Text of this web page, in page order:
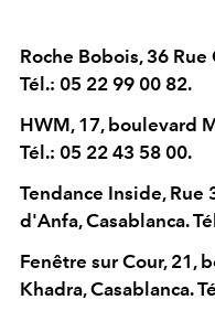
Roche Bobois, 36 Rue
Tél.: 05 22 99 00 82.
HWM, 17, boulevard
Tél.: 05 22 43 58 00.
Tendance Inside, Rue
d'Anfa, Casablanca.
Fenêtre sur Cour, 21,
Khadra, Casablanca.